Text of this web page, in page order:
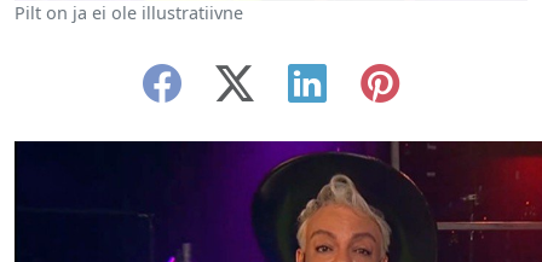
Pilt on ja ei ole illustratiivne